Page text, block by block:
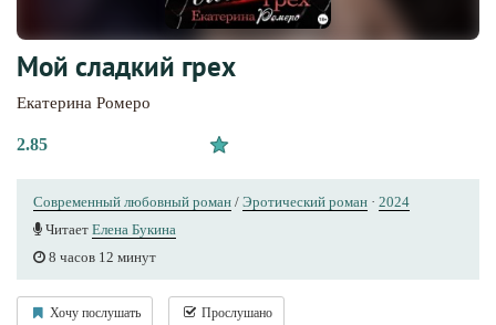
Мой сладкий грех
Екатерина Ромеро
2.85
Современный любовный роман / Эротический роман · 2024
Читает Елена Букина
8 часов 12 минут
Хочу послушать Прослушано